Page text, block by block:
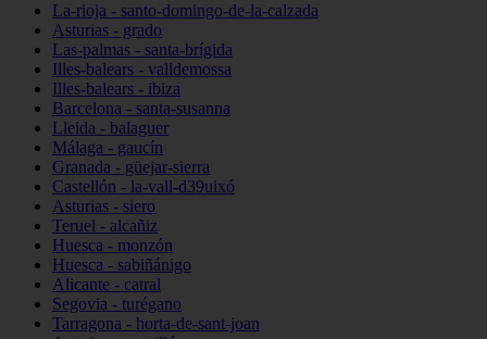
La-rioja - santo-domingo-de-la-calzada
Asturias - grado
Las-palmas - santa-brígida
Illes-balears - valldemossa
Illes-balears - ibiza
Barcelona - santa-susanna
Lleida - balaguer
Málaga - gaucín
Granada - güejar-sierra
Castellón - la-vall-d39uixó
Asturias - siero
Teruel - alcañiz
Huesca - monzón
Huesca - sabiñánigo
Alicante - catral
Segovia - turégano
Tarragona - horta-de-sant-joan